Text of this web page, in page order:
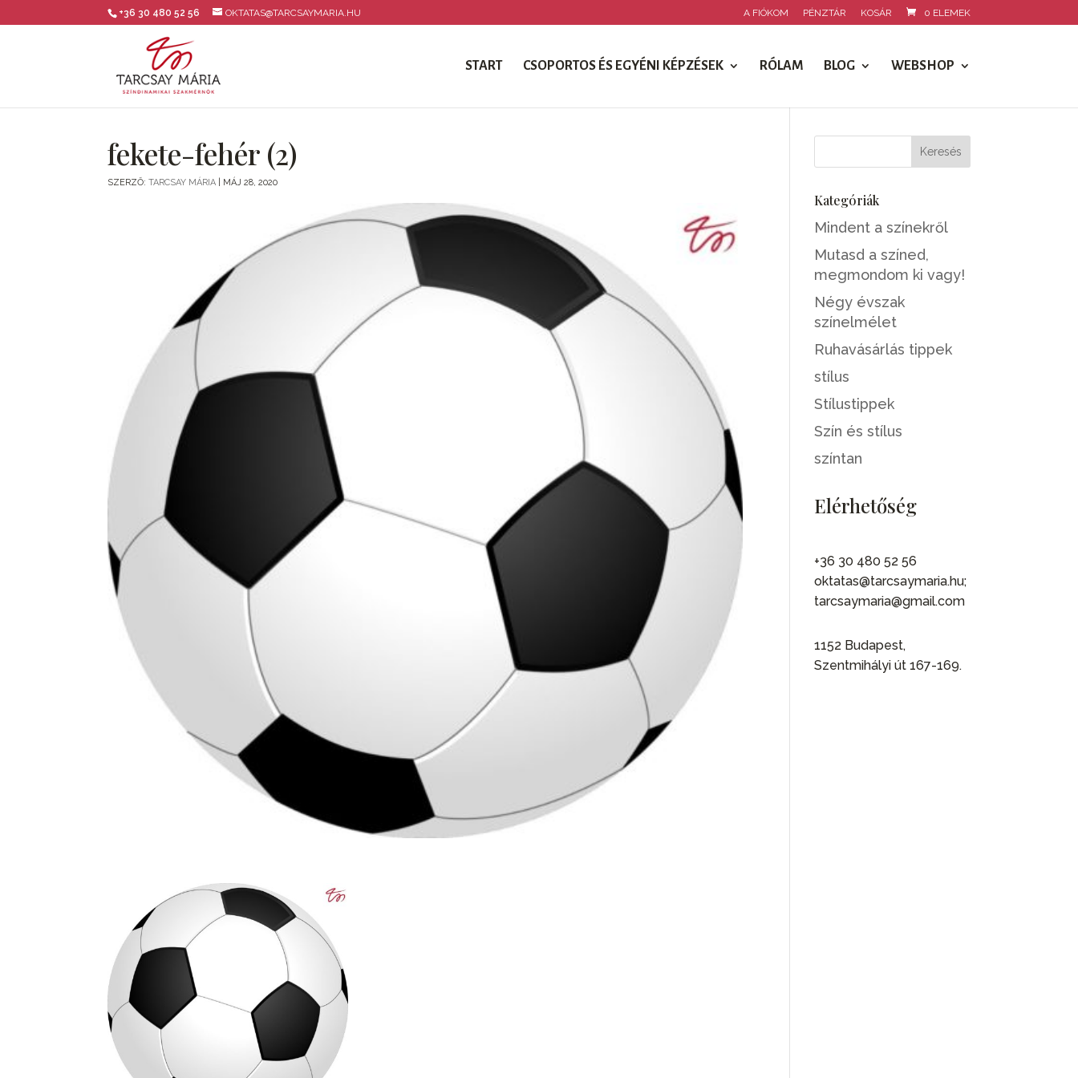
+36 30 480 52 56 OKTATAS@TARCSAYMARIA.HU A FIÓKOM PÉNZTÁR KOSÁR 0 ELEMEK
START CSOPORTOS ÉS EGYÉNI KÉPZÉSEK RÓLAM BLOG WEBSHOP
fekete-fehér (2)
SZERZŐ:TARCSAY MÁRIA MÁJ 28, 2020
Kategóriák
Mindent a színekről
Mutasd a színed,
megmondom ki vagy!
Négy évszak
színelmélet
Ruhavásárlás tippek
stílus
Stílustippek
Szín és stílus
színtan
Elérhetőség
+36 30 480 52 56
oktatas@tarcsaymaria.hu;
tarcsaymaria@gmail.com
1152 Budapest,
Szentmihályi út 167-169.